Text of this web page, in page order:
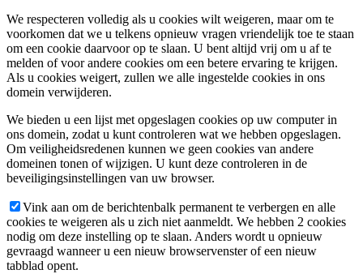
We respecteren volledig als u cookies wilt weigeren, maar om te
voorkomen dat we u telkens opnieuw vragen vriendelijk toe te staan
om een cookie daarvoor op te slaan. U bent altijd vrij om u af te
melden of voor andere cookies om een betere ervaring te krijgen.
Als u cookies weigert, zullen we alle ingestelde cookies in ons
domein verwijderen.
We bieden u een lijst met opgeslagen cookies op uw computer in
ons domein, zodat u kunt controleren wat we hebben opgeslagen.
Om veiligheidsredenen kunnen we geen cookies van andere
domeinen tonen of wijzigen. U kunt deze controleren in de
beveiligingsinstellingen van uw browser.
Vink aan om de berichtenbalk permanent te verbergen en alle
cookies te weigeren als u zich niet aanmeldt. We hebben 2 cookies
nodig om deze instelling op te slaan. Anders wordt u opnieuw
gevraagd wanneer u een nieuw browservenster of een nieuw
tabblad opent.